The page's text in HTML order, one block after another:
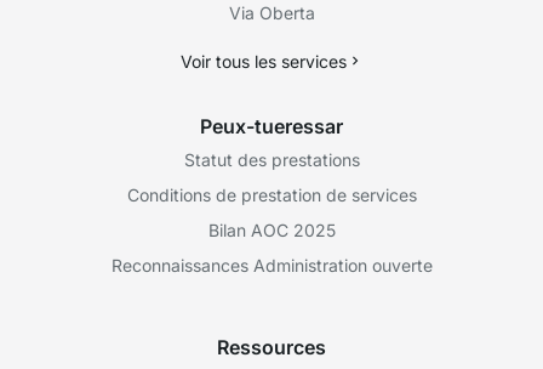
Via Oberta
Voir tous les services
Peux-tueressar
Statut des prestations
Conditions de prestation de services
Bilan AOC 2025
Reconnaissances Administration ouverte
Ressources